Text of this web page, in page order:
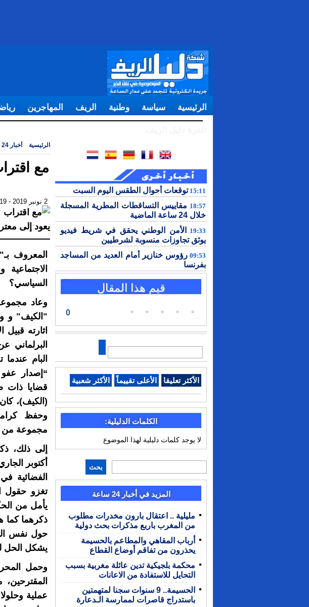
الرئيسية سياسة وطنية الريف المهاجرين
15:11 توقعات أحوال الطقس اليوم السبت
18:57 مقاييس التساقطات المطرية المسجلة
خلال 24 ساعة الماضية
19:33 الأمن الوطني يحقق في شريط فيديو
يوثق تجاوزات منسوبة لشرطيين
09:53 رؤوس خنازير أمام العديد من المساجد
بفرنسا
قيم هذا المقال
0
الأكثر تعليقا الأعلى تقييماً الأكثر شعبية
الكلمات الدليلية:
لا يوجد كلمات دليلية لهذا الموضوع
بحث
المزيد في أخبار 24 ساعة
مليلية .. اعتقال بارون مخدرات مطلوب
من المغرب باربع مذكرات بحث دولية
أرباب المقاهي والمطاعم بالحسيمة
يحذرون من تفاقم أوضاع القطاع
محكمة بلجيكية تدين عائلة مغربية بسبب
التحايل للاستفادة من الاعانات
الحسيمة.. 9 سنوات سجنا لمتهمتين
باستدراج قاصرات لممارسة الـدعارة
الرئيسية أخبار 24 ساعة
مع
2 نونبر 2019 - 16:19
المعروف
السياسي؟
وعاد
"الكيف" و
اثارته
البرلماني
“إصدار
قضايا ذات
(الكيف)،
وحفظ
مجموعة من
أكتوبر
الفضائية
تغزو حقول
يأمل من
ذكرهما كما
حول نفس
يشكل الحل
وحمل
عملية